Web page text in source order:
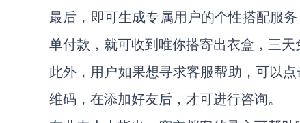
最后，即可生成专属用户的个性搭配服
单付款，就可收到唯你搭寄出衣盒，三天
此外，用户如果想寻求客服帮助，可以
维码，在添加好友后，才可进行咨询。